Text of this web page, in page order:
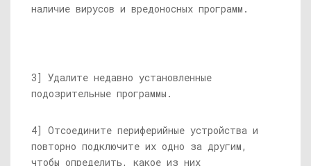
наличие вирусов и вредоносных программ.
3] Удалите недавно установленные
подозрительные программы.
4] Отсоедините периферийные устройства и
повторно подключите их одно за другим,
чтобы определить, какое из них